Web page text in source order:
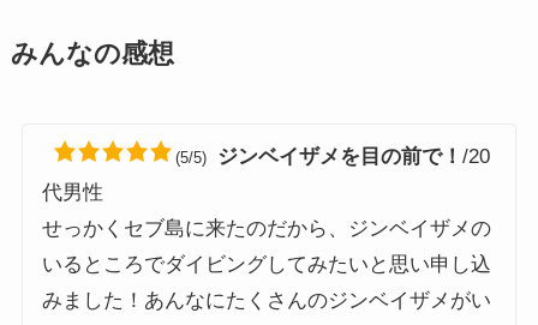
みんなの感想
(5/5) ジンベイザメを目の前で！ /20
代男性
せっかくセブ島に来たのだから、ジンベイザメの
いるところでダイビングしてみたいと思い申し込
みました！あんなにたくさんのジンベイザメがい